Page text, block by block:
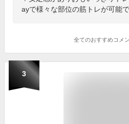
ayで様々な部位の筋トレが可能で
全てのおすすめコメ
3